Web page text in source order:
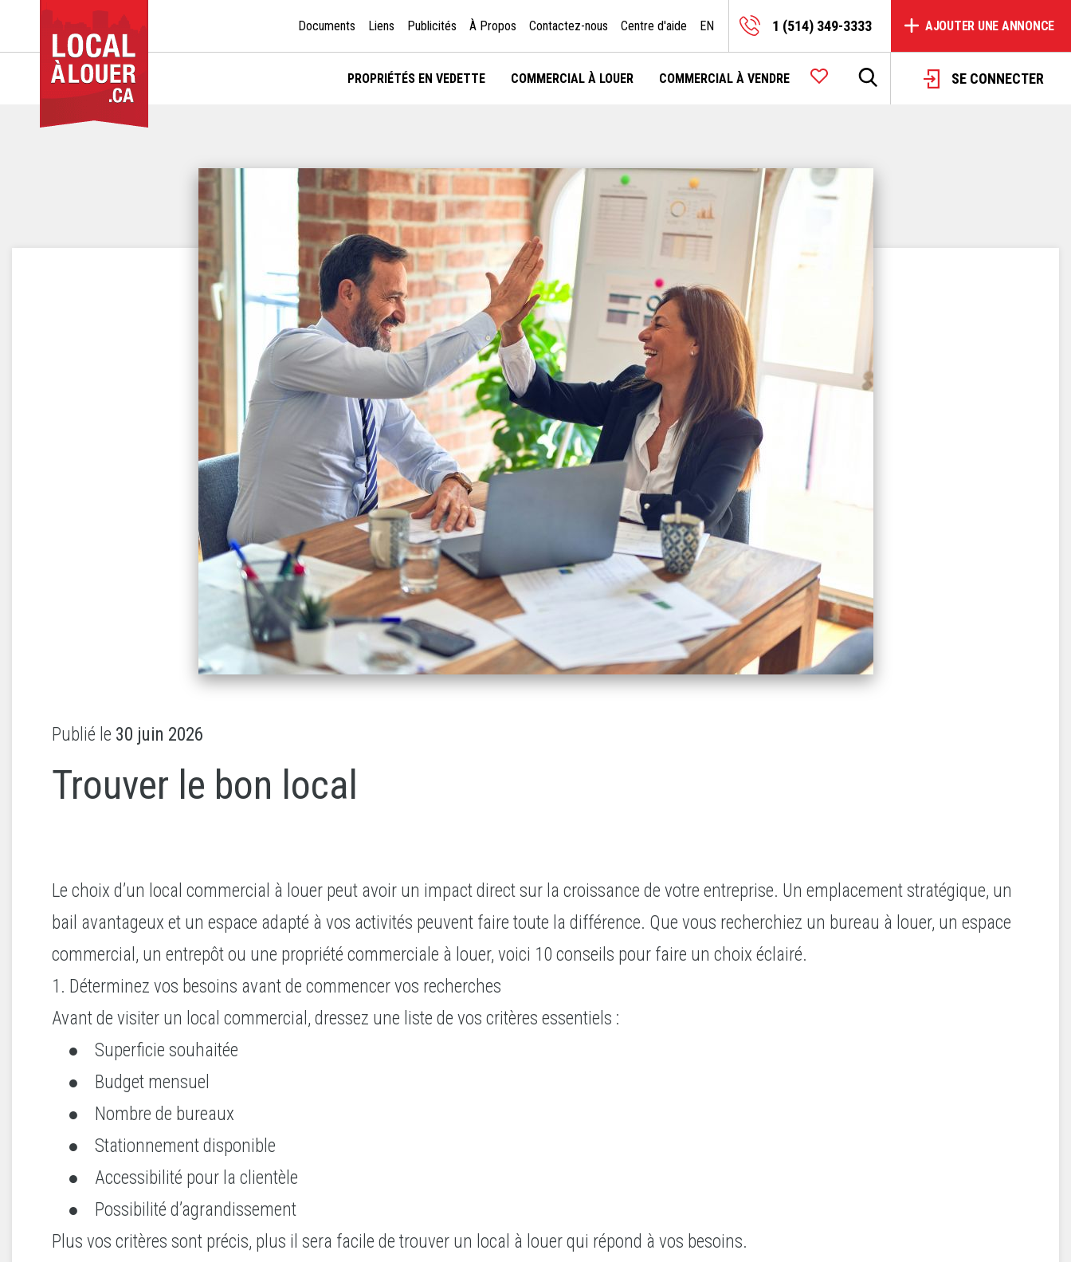
Documents Liens Publicités À Propos Contactez-nous Centre d'aide EN 1 (514) 349-3333 AJOUTER UNE ANNONCE
PROPRIÉTÉS EN VEDETTE COMMERCIAL À LOUER COMMERCIAL À VENDRE SE CONNECTER
Publié le 30 juin 2026
Trouver le bon local
Le choix d’un local commercial à louer peut avoir un impact direct sur la croissance de votre entreprise. Un emplacement stratégique, un
bail avantageux et un espace adapté à vos activités peuvent faire toute la différence. Que vous recherchiez un bureau à louer, un espace
commercial, un entrepôt ou une propriété commerciale à louer, voici 10 conseils pour faire un choix éclairé.
1. Déterminez vos besoins avant de commencer vos recherches
Avant de visiter un local commercial, dressez une liste de vos critères essentiels :
● Superficie souhaitée
● Budget mensuel
● Nombre de bureaux
● Stationnement disponible
● Accessibilité pour la clientèle
● Possibilité d’agrandissement
Plus vos critères sont précis, plus il sera facile de trouver un local à louer qui répond à vos besoins.